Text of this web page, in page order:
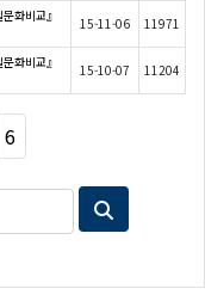
화비교』
15-11-06 11971
화비교』
15-10-07 11204
6